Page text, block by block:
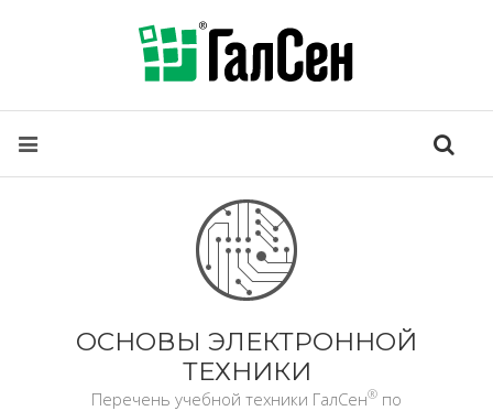
ОСНОВЫ ЭЛЕКТРОННОЙ
ТЕХНИКИ
Перечень учебной техники ГалСен® по